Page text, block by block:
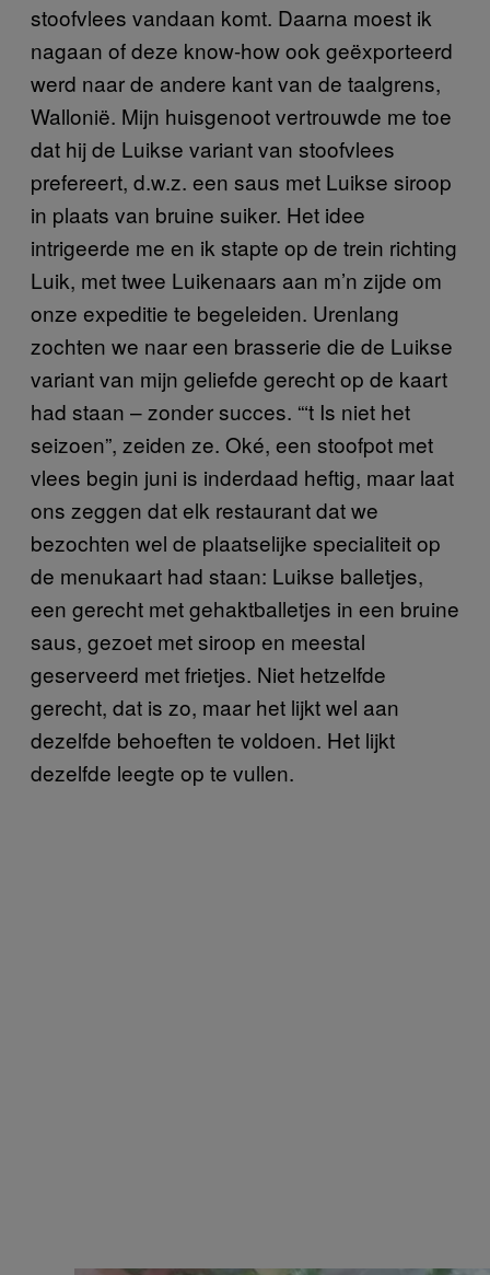
stoofvlees vandaan komt. Daarna moest ik
nagaan of deze know-how ook geëxporteerd
werd naar de andere kant van de taalgrens,
Wallonië. Mijn huisgenoot vertrouwde me toe
dat hij de Luikse variant van stoofvlees
prefereert, d.w.z. een saus met Luikse siroop
in plaats van bruine suiker. Het idee
intrigeerde me en ik stapte op de trein richting
Luik, met twee Luikenaars aan m’n zijde om
onze expeditie te begeleiden. Urenlang
zochten we naar een brasserie die de Luikse
variant van mijn geliefde gerecht op de kaart
had staan – zonder succes. “‘t Is niet het
seizoen”, zeiden ze. Oké, een stoofpot met
vlees begin juni is inderdaad heftig, maar laat
ons zeggen dat elk restaurant dat we
bezochten wel de plaatselijke specialiteit op
de menukaart had staan: Luikse balletjes,
een gerecht met gehaktballetjes in een bruine
saus, gezoet met siroop en meestal
geserveerd met frietjes. Niet hetzelfde
gerecht, dat is zo, maar het lijkt wel aan
dezelfde behoeften te voldoen. Het lijkt
dezelfde leegte op te vullen.